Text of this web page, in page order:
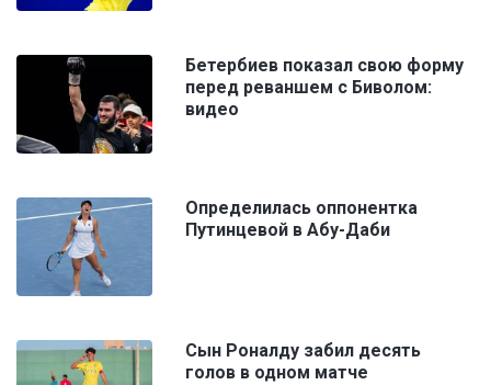
Бетербиев показал свою форму
перед реваншем с Биволом:
видео
Определилась оппонентка
Путинцевой в Абу-Даби
Сын Роналду забил десять
голов в одном матче